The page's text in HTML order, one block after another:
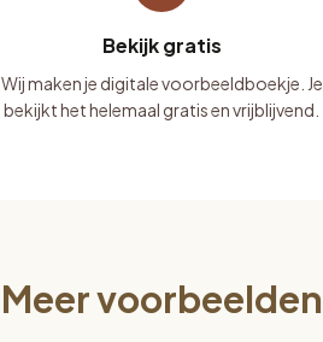
Bekijk gratis
Wij maken je digitale voorbeeldboekje. Je
bekijkt het helemaal gratis en vrijblijvend.
Meer voorbeelden